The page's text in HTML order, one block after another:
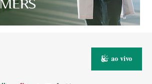
ao vivo